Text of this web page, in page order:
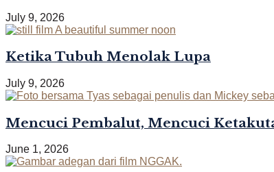
July 9, 2026
Ketika Tubuh Menolak Lupa
July 9, 2026
Mencuci Pembalut, Mencuci
June 1, 2026